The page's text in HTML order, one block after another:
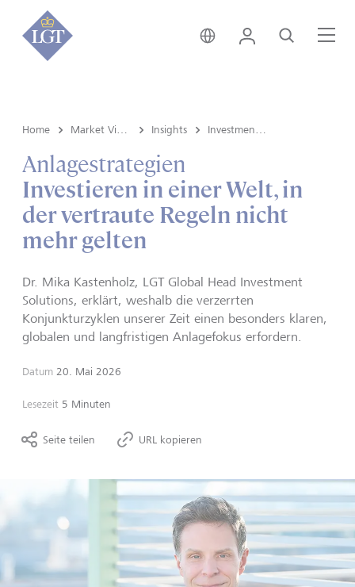
Liechtenstein • Deutsch
Login Suche
Home Insights
Anlagestrategien
Investieren in einer Welt, in
der vertraute Regeln nicht
mehr gelten
Dr. Mika Kastenholz, LGT Global Head Investment
Solutions, erklärt, weshalb die verzerrten
Konjunkturzyklen unserer Zeit einen besonders klaren,
globalen und langfristigen Anlagefokus erfordern.
Datum 20. Mai 2026
Lesezeit 5 Minuten
Seite teilen URL kopieren